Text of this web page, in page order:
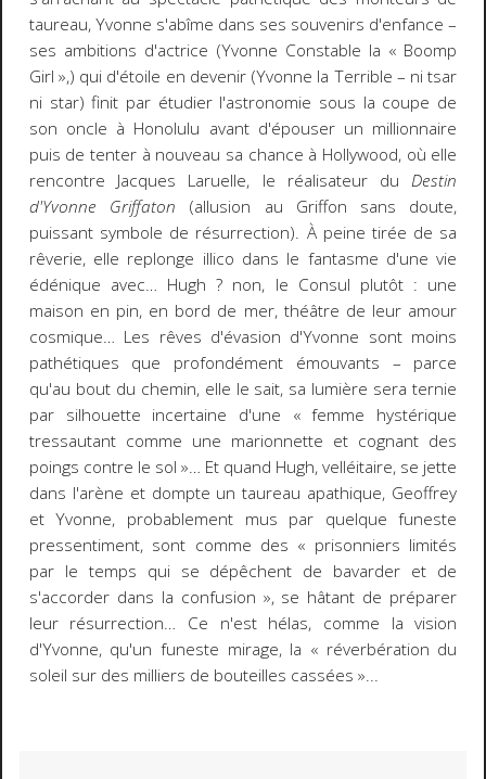
taureau, Yvonne s'abîme dans ses souvenirs d'enfance –
ses ambitions d'actrice (Yvonne Constable la « Boomp
Girl »,) qui d'étoile en devenir (Yvonne la Terrible – ni tsar
ni star) finit par étudier l'astronomie sous la coupe de
son oncle à Honolulu avant d'épouser un millionnaire
puis de tenter à nouveau sa chance à Hollywood, où elle
rencontre Jacques Laruelle, le réalisateur duDestin
d'Yvonne Griffaton (allusion au Griffon sans doute,
puissant symbole de résurrection). À peine tirée de sa
rêverie, elle replonge illico dans le fantasme d'une vie
édénique avec… Hugh ? non, le Consul plutôt : une
maison en pin, en bord de mer, théâtre de leur amour
cosmique… Les rêves d'évasion d'Yvonne sont moins
pathétiques que profondément émouvants – parce
qu'au bout du chemin, elle le sait, sa lumière sera ternie
par silhouette incertaine d'une « femme hystérique
tressautant comme une marionnette et cognant des
poings contre le sol »… Et quand Hugh, velléitaire, se jette
dans l'arène et dompte un taureau apathique, Geoffrey
et Yvonne, probablement mus par quelque funeste
pressentiment, sont comme des « prisonniers limités
par le temps qui se dépêchent de bavarder et de
s'accorder dans la confusion », se hâtant de préparer
leur résurrection… Ce n'est hélas, comme la vision
d'Yvonne, qu'un funeste mirage, la « réverbération du
soleil sur des milliers de bouteilles cassées »...